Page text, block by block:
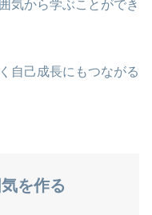
気から学ぶことができ
自己成長にもつながる
を作る